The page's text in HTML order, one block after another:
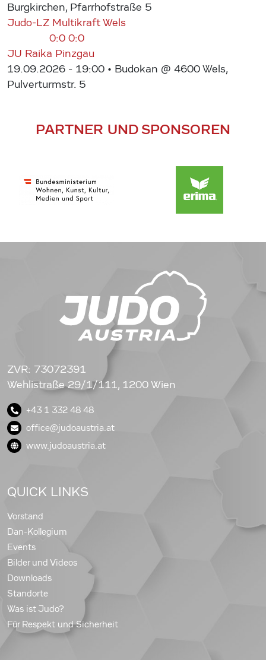
Burgkirchen, Pfarrhofstraße 5
Judo-LZ Multikraft Wels
0:0 0:0
JU Raika Pinzgau
19.09.2026 - 19:00 • Budokan @ 4600 Wels,
Pulverturmstr. 5
PARTNER UND SPONSOREN
ZVR: 73072391
Wehlistraße 29/1/111, 1200 Wien
+43 1 332 48 48
office@judoaustria.at
www.judoaustria.at
QUICK LINKS
Vorstand
Dan-Kollegium
Events
Bilder und Videos
Downloads
Standorte
Was ist Judo?
Für Respekt und Sicherheit